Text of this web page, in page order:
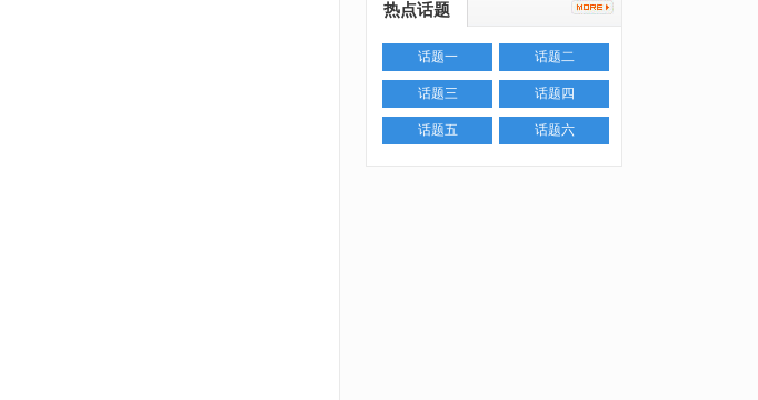
热点话题
话题一 话题二
话题三 话题四
话题五 话题六